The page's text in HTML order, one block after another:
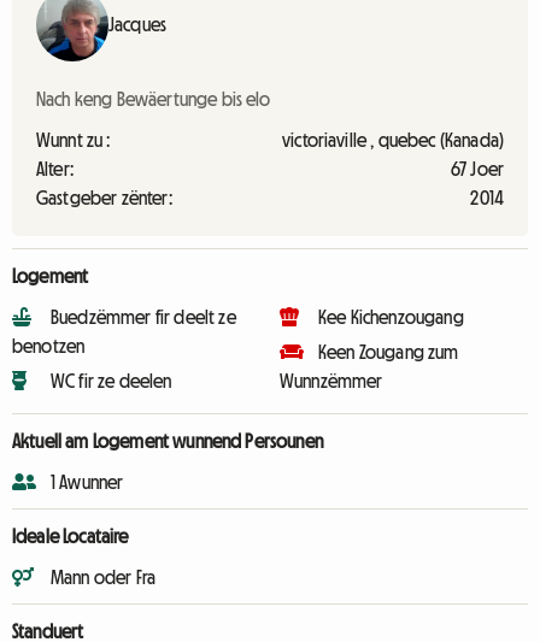
Jacques
Nach keng Bewäertunge bis elo
Wunnt zu :
victoriaville , quebec (Kanada)
Alter:
67 Joer
Gastgeber zënter:
2014
Logement
Buedzëmmer fir deelt ze
benotzen
WC fir ze deelen
Kee Kichenzougang
Keen Zougang zum
Wunnzëmmer
Aktuell am Logement wunnend Persounen
1 Awunner
Ideale Locataire
Mann oder Fra
Standuert